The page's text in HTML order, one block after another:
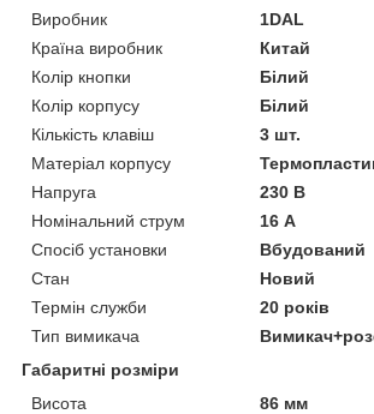
Виробник
1DAL
Країна виробник
Китай
Колір кнопки
Білий
Колір корпусу
Білий
Кількість клавіш
3 шт.
Матеріал корпусу
Напруга
230 В
Номінальний струм
16 А
Спосіб установки
Вбудований
Стан
Новий
Термін служби
20 років
Тип вимикача
Габаритні розміри
Висота
86 мм